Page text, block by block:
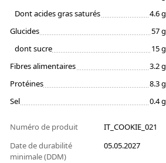
Dont acides gras saturés
4.6 g
Glucides
57 g
dont sucre
15 g
Fibres alimentaires
3.2 g
Protéines
8.3 g
Sel
0.4 g
Numéro de produit
IT_COOKIE_021
Date de durabilité
minimale (DDM)
05.05.2027